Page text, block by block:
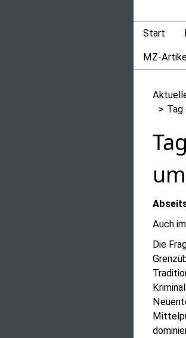
Start
MZ-
Tag
Auch
Die